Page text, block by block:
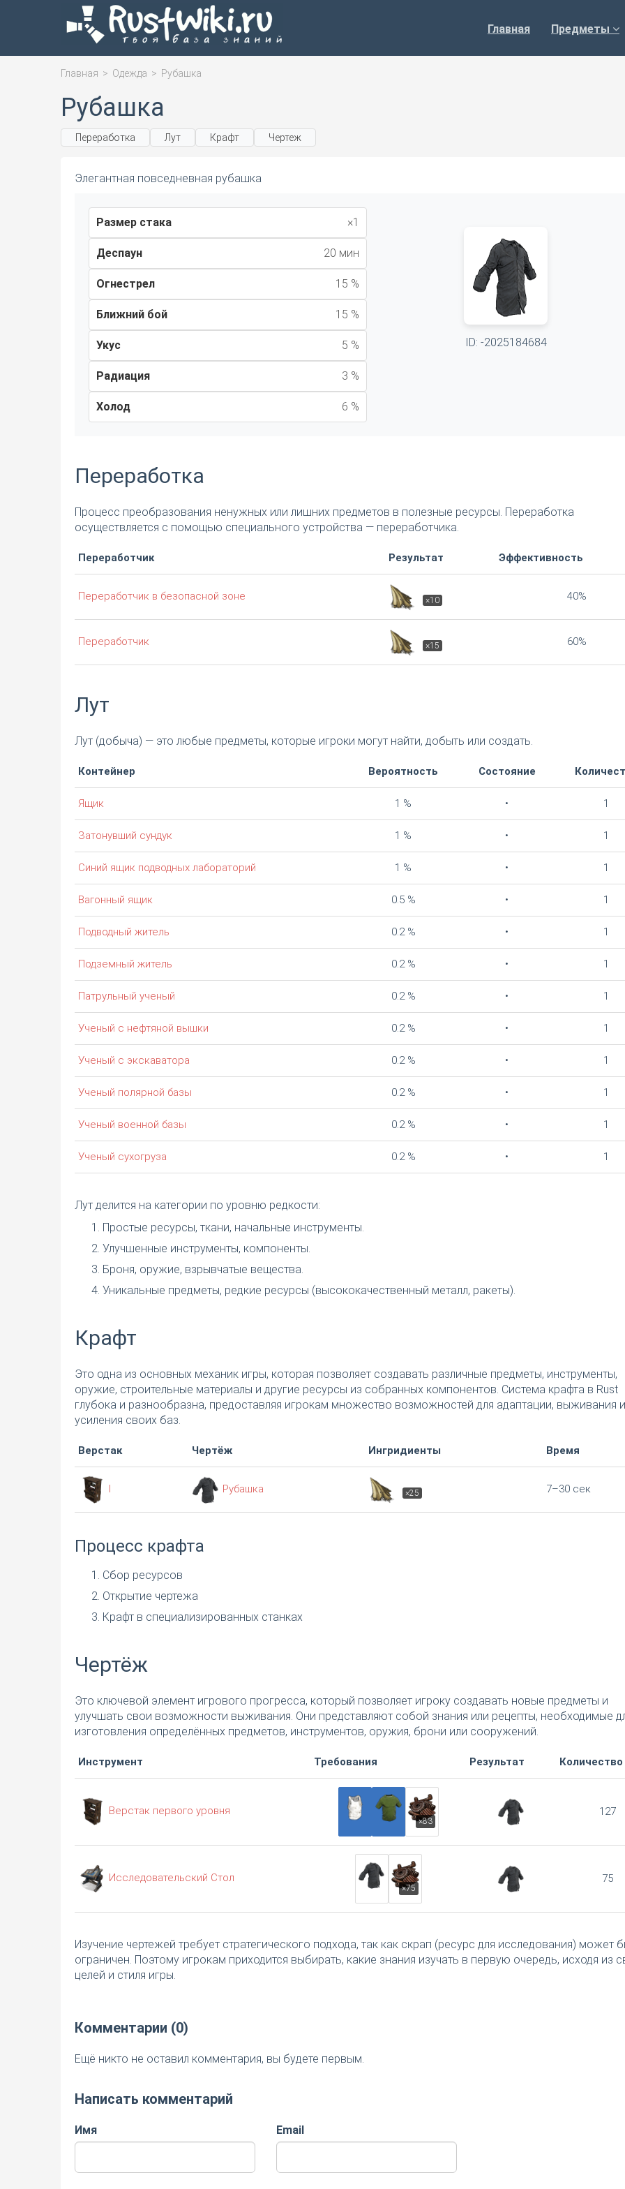
Главная Предметы
Главная > Одежда > Рубашка
Рубашка
Переработка Лут Крафт Чертеж
Элегантная повседневная рубашка
Размер стака ×1
Деспаун 20 мин
Огнестрел 15 %
Ближний бой 15 %
Укус 5 %
Радиация 3 %
Холод 6 %
ID: -2025184684
Переработка
Процесс преобразования ненужных или лишних предметов в полезные ресурсы. Переработка
осуществляется с помощью специального устройства — переработчика.
Переработчик Результат Эффективность
Переработчик в безопасной зоне ×10 40%
Переработчик ×15 60%
Лут
Лут (добыча) — это любые предметы, которые игроки могут найти, добыть или создать.
Контейнер Вероятность Состояние
Ящик 1 % • 1
Затонувший сундук 1 % • 1
Синий ящик подводных лабораторий 1 % • 1
Вагонный ящик 0.5 % • 1
Подводный житель 0.2 % • 1
Подземный житель 0.2 % • 1
Патрульный ученый 0.2 % • 1
Ученый с нефтяной вышки 0.2 % • 1
Ученый с экскаватора 0.2 % • 1
Ученый полярной базы 0.2 % • 1
Ученый военной базы 0.2 % • 1
Ученый сухогруза 0.2 % • 1
Лут делится на категории по уровню редкости:
Простые ресурсы, ткани, начальные инструменты.
Улучшенные инструменты, компоненты.
Броня, оружие, взрывчатые вещества.
Уникальные предметы, редкие ресурсы (высококачественный металл, ракеты).
Крафт
Это одна из основных механик игры, которая позволяет создавать различные предметы, инструменты,
оружие, строительные материалы и другие ресурсы из собранных компонентов. Система крафта в Rust
глубока и разнообразна, предоставляя игрокам множество возможностей для адаптации, выживания и
усиления своих баз.
Верстак Чертёж Ингридиенты Время
I Рубашка ×25 7–30 сек
Процесс крафта
Сбор ресурсов
Открытие чертежа
Крафт в специализированных станках
Чертёж
Это ключевой элемент игрового прогресса, который позволяет игроку создавать новые предметы и
улучшать свои возможности выживания. Они представляют собой знания или рецепты, необходимые
изготовления определённых предметов, инструментов, оружия, брони или сооружений.
Инструмент Требования Результат Количество
Верстак первого уровня
×83
127
Исследовательский Стол
×75
75
Изучение чертежей требует стратегического подхода, так как скрап (ресурс для исследования) может
ограничен. Поэтому игрокам приходится выбирать, какие знания изучать в первую очередь, исходя из
целей и стиля игры.
Комментарии (0)
Ещё никто не оставил комментария, вы будете первым.
Написать комментарий
Имя Email